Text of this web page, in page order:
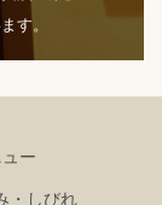
す。
ー
・しびれ